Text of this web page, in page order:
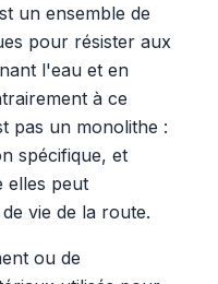
un ensemble de
pour résister aux
l'eau et en
à ce
pas un monolithe :
spécifique, et
elles peut
vie de la route.
ou de